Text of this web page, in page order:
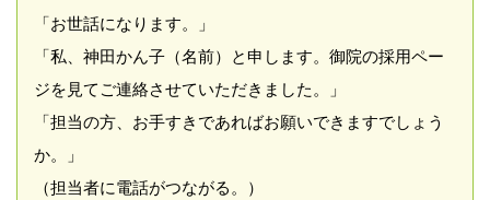
「お世話になります。」
「私、神田かん子（名前）と申します。御院の採用ペー
ジを見てご連絡させていただきました。」
「担当の方、お手すきであればお願いできますでしょう
か。」
（担当者に電話がつながる。）